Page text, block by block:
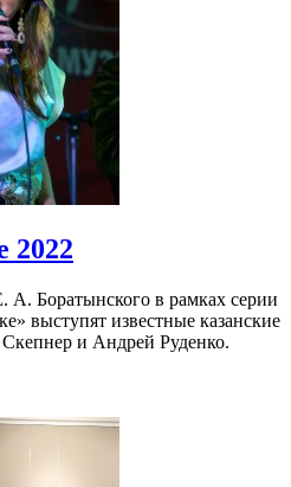
2022
А. Боратынского в рамках серии
выступят известные казанские
и Андрей Руденко.